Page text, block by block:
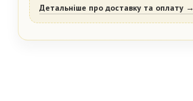
Детальніше про доставку та оплату →